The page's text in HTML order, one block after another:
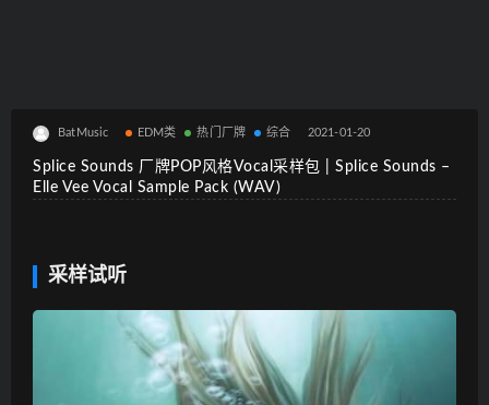
BatMusic EDM类 热门厂牌 综合 2021-01-20
Splice Sounds 厂牌POP风格Vocal采样包 | Splice Sounds –
Elle Vee Vocal Sample Pack (WAV)
采样试听